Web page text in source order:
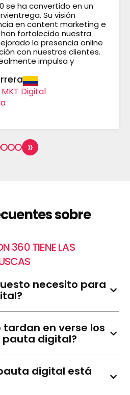
se ha convertido en un
Su visión
en content marketing e
fortalecido nuestra
la presencia online
con nuestros clientes.
impulsa y
Digital
»
sobre
360 TIENE LAS
necesito para
en verse los
pauta digital?
digital está